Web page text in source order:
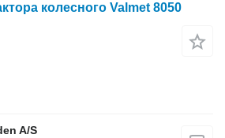
колесного Valmet 8050
A/S